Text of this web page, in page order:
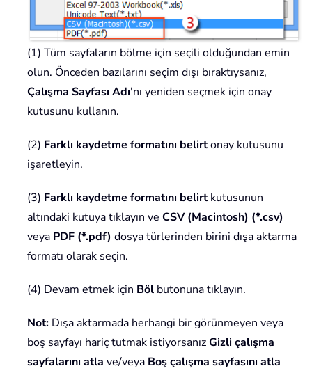
(1) Tüm sayfaların bölme için seçili olduğundan emin
olun. Önceden bazılarını seçim dışı bıraktıysanız,
Çalışma Sayfası Adı'nı yeniden seçmek için onay
kutusunu kullanın.
(2) Farklı kaydetme formatını belirtonay kutusunu
işaretleyin.
(3) Farklı kaydetme formatını belirtkutusunun
altındaki kutuya tıklayın ve CSV (Macintosh) (*.csv)
veya PDF (*.pdf) dosya türlerinden birini dışa aktarma
formatı olarak seçin.
(4) Devam etmek için Böl butonuna tıklayın.
Not: Dışa aktarmada herhangi bir görünmeyen veya
boş sayfayı hariç tutmak istiyorsanızGizli çalışma
sayfalarını atla ve/veya Boş çalışma sayfasını atla